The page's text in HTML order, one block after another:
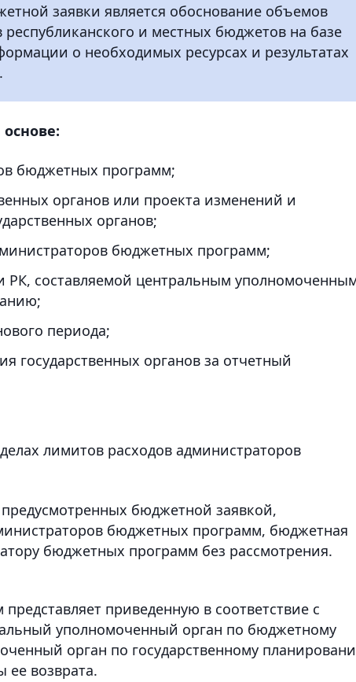
заявки является обоснование объемов
и местных бюджетов на базе
о необходимых ресурсах и результатах
бюджетных программ;
органов или проекта изменений и
органов;
бюджетных программ;
составляемой центральным
периода;
государственных органов за отчетный
лимитов расходов администраторов
бюджетной заявкой,
бюджетных программ, бюджетная
бюджетных программ без рассмотрения.
приведенную в соответствие с
уполномоченный орган по бюджетному
орган по государственному
ее возврата.